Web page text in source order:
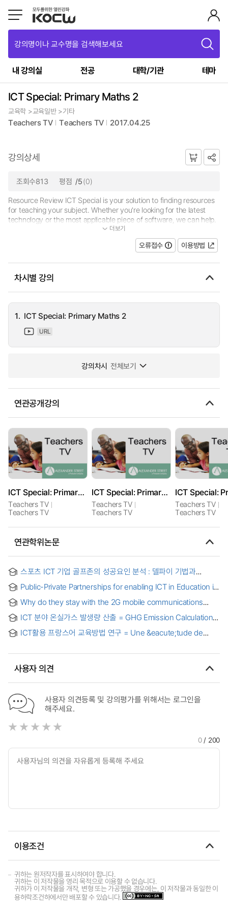
강의명이나 교수명을 검색해보세요
내 강의실 전공 대학/기관 테마
ICT Special: Primary Maths 2
교육학 >교육일반 >기타
Teachers TV Teachers TV 2017.04.25
강의상세
조회수813 평점 /5(0)
Resource Review ICT Special is your solution to finding resources
for teaching your subject. Whether you're looking for the latest
technology or the most applicable piece of software, we can help.
Each week we ask a teacher to evaluate ICT resources in their s...
더보기
오류접수 이용방법
차시별 강의
1. ICT Special: Primary Maths 2
URL
강의차시 전체보기
연관공개강의
ICT Special: Primary English 2
Teachers TV
Teachers TV
ICT Special: Primary History 2
Teachers TV
Teachers TV
Teachers TV
Teachers TV
연관학위논문
스포츠 ICT 기업 골프존의 성공요인 분석 : 델파이 기법과
GOLFZON as a Sports ICT Company : Focusing on the
Delphi Technique and TAM2
Public-Private Partnerships for enabling ICT in Education in
Why do they stay with the 2G mobile communications
service? : focusing on the Korean consumers of the 2G
mobile communications service
ICT 분야 온실가스 발생량 산출 = GHG Emission Calculation
in ICT Sector
ICT활용 프랑스어 교육방법 연구 = Une &eacute;tude de
사용자 의견
사용자 의견등록 및 강의평가를 위해서는 로그인을
해주세요.
0/ 200
이용조건
귀하는 원저작자를 표시하여야 합니다.
귀하는 이 저작물을 영리 목적으로 이용할 수 없습니다.
귀하가 이 저작물을 개작, 변형 또는 가공했을 경우에는, 이 저작물과 동일한 이
용허락조건하에서만 배포할 수 있습니다.